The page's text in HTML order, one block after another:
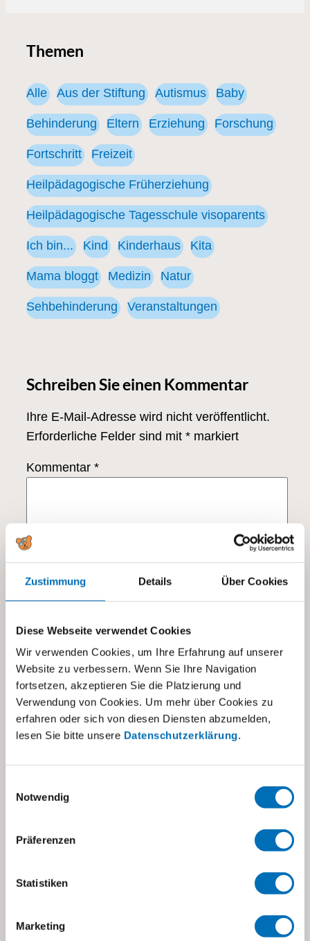
Zustimmung Details Über Cookies
Diese Webseite verwendet Cookies
Wir verwenden Cookies, um Ihre Erfahrung auf unserer
Website zu verbessern. Wenn Sie Ihre Navigation
fortsetzen, akzeptieren Sie die Platzierung und
Verwendung von Cookies. Um mehr über Cookies zu
erfahren oder sich von diesen Diensten abzumelden,
lesen Sie bitte unsere Datenschutzerklärung.
Notwendig
Präferenzen
Statistiken
Marketing
Themen
Alle Aus der Stiftung Autismus Baby
Behinderung Eltern Erziehung Forschung
Fortschritt Freizeit
Heilpädagogische Früherziehung
Heilpädagogische Tagesschule visoparents
Ich bin... Kind Kinderhaus Kita
Mama bloggt Medizin Natur
Sehbehinderung Veranstaltungen
Schreiben Sie einen Kommentar
Ihre E-Mail-Adresse wird nicht veröffentlicht.
Erforderliche Felder sind mit * markiert
Kommentar *
E-Mail-Adresse
Website
Name, E-Mail-Adresse und Website in
diesem Browser für meinen nächsten
Das könnte Sie auch interessieren